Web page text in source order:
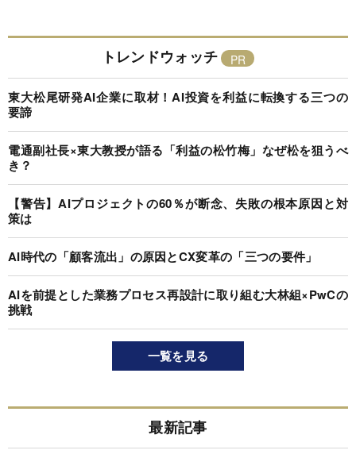
トレンドウォッチ
東大松尾研発AI企業に取材！AI投資を利益に転換する三つの
要諦
電通副社長×東大教授が語る「利益の松竹梅」なぜ松を狙うべ
き？
【警告】AIプロジェクトの60％が断念、失敗の根本原因と対
策は
AI時代の「顧客流出」の原因とCX変革の「三つの要件」
AIを前提とした業務プロセス再設計に取り組む大林組×PwCの
挑戦
一覧を見る
最新記事